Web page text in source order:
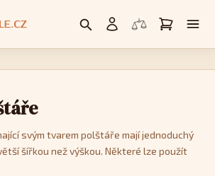
svým tvarem polštáře mají jednoduchý
šířkou než výškou. Některé lze použít
je na kratší hranu. Jedná se především o